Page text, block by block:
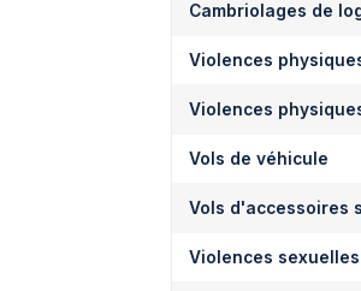
Cambriolages de
Violences
Violences
Vols de véhicule
Vols d'accessoires
Violences sexuelles